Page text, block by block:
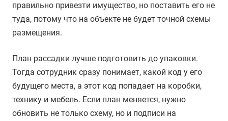
правильно привезти имущество, но поставить его не
туда, потому что на объекте не будет точной схемы
размещения.
План рассадки лучше подготовить до упаковки.
Тогда сотрудник сразу понимает, какой код у его
будущего места, а этот код попадает на коробки,
технику и мебель. Если план меняется, нужно
обновить не только схему, но и подписи на